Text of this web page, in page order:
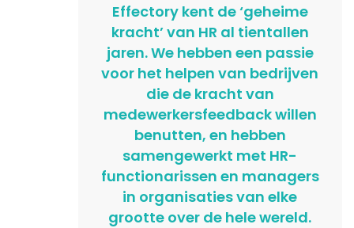
Effectory kent de ‘geheime
kracht’ van HR al tientallen
jaren. We hebben een passie
voor het helpen van bedrijven
die de kracht van
medewerkersfeedback willen
benutten, en hebben
samengewerkt met HR-
functionarissen en managers
in organisaties van elke
grootte over de hele wereld.